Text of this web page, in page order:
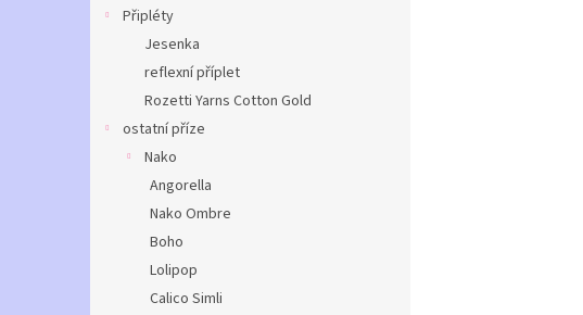
Připléty
Jesenka
reflexní příplet
Rozetti Yarns Cotton Gold
ostatní příze
Nako
Angorella
Nako Ombre
Boho
Lolipop
Calico Simli